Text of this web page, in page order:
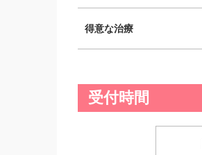
得意な治療
受付時間